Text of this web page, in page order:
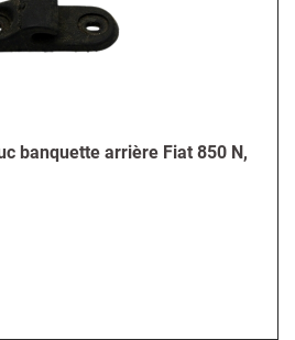
banquette arrière Fiat 850 N,